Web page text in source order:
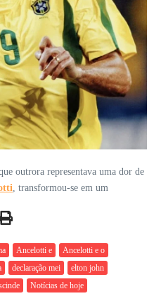
outrora representava uma dor de
, transformou-se em um
Ancelotti e
Ancelotti e o
declaração mei
elton john
Notícias de hoje